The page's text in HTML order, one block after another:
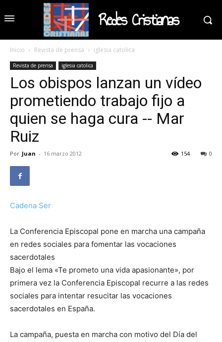
Redes Cristianas
Inicio Revista de prensa iglesia catolica
Revista de prensa iglesia catolica
Los obispos lanzan un vídeo
prometiendo trabajo fijo a
quien se haga cura -- Mar
Ruiz
Por Juan - 16 marzo 2012 0
154
Cadena Ser
La Conferencia Episcopal pone en marcha una campaña
en redes sociales para fomentar las vocaciones
sacerdotales
Bajo el lema «Te prometo una vida apasionante», por
primera vez la Conferencia Episcopal recurre a las redes
sociales para intentar resucitar las vocaciones
sacerdotales en España.
La campaña, puesta en marcha con motivo del Día del